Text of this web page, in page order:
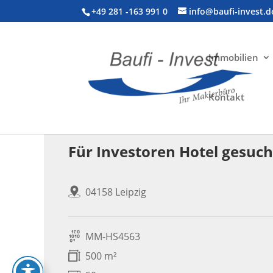
+49 281 -163 991 0 info@baufi-
Immobilien
Kontakt
Für Investoren Hotel
04158 Leipzig
MM-HS4563
500 m²